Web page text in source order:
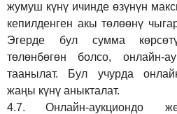
жумуш күнү ичинде өзүнүн
кепилденген акы төлөөнү
Эгерде бул сумма
төлөнбөгөн болсо, онлайн-
таанылат. Бул учурда
жаңы күнү аныкталат.
4.7.
Онлайн-аукциондо